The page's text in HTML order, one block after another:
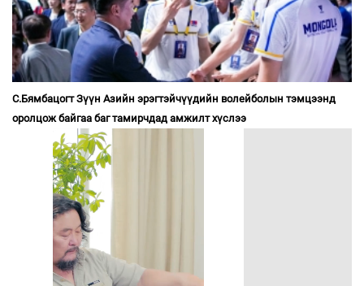
С.Бямбацогт Зүүн Азийн эрэгтэйчүүдийн волейболын тэмцээнд
оролцож байгаа баг тамирчдад амжилт хүслээ